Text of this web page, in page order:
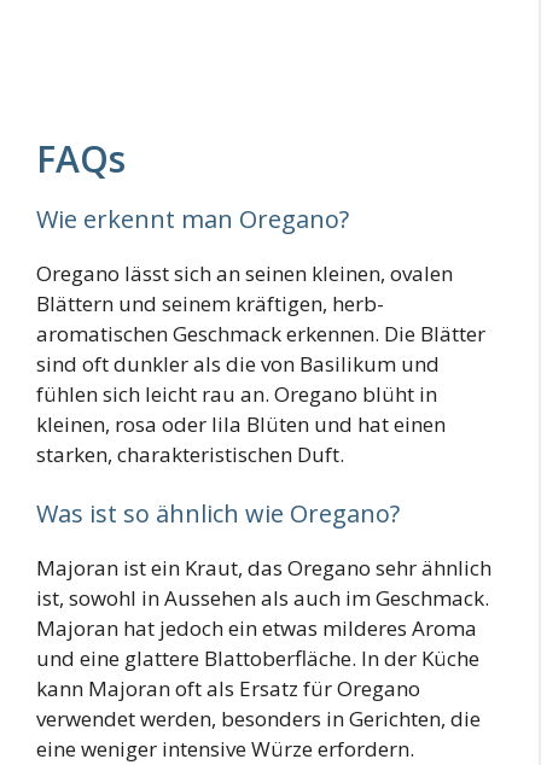
FAQs
Wie erkennt man Oregano?
Oregano lässt sich an seinen kleinen, ovalen
Blättern und seinem kräftigen, herb-
aromatischen Geschmack erkennen. Die Blätter
sind oft dunkler als die von Basilikum und
fühlen sich leicht rau an. Oregano blüht in
kleinen, rosa oder lila Blüten und hat einen
starken, charakteristischen Duft.
Was ist so ähnlich wie Oregano?
Majoran ist ein Kraut, das Oregano sehr ähnlich
ist, sowohl in Aussehen als auch im Geschmack.
Majoran hat jedoch ein etwas milderes Aroma
und eine glattere Blattoberfläche. In der Küche
kann Majoran oft als Ersatz für Oregano
verwendet werden, besonders in Gerichten, die
eine weniger intensive Würze erfordern.